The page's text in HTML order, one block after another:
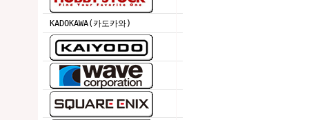
KADOKAWA(카도카와)